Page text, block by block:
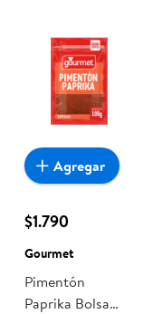
$1.790
Gourmet
Pimentón
Paprika Bolsa
Agregar